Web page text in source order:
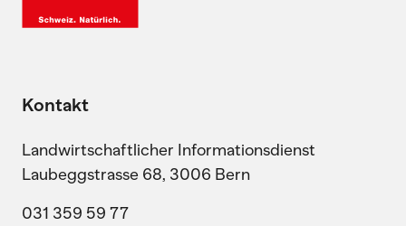
Kontakt
Landwirtschaftlicher Informationsdienst
Laubeggstrasse 68, 3006 Bern
031 359 59 77